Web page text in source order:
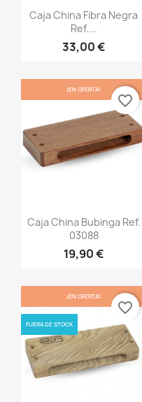
Vista rápida
Caja China Fibra Negra
Ref....
33,00 €
Vista rápida
Caja China Bubinga Ref.
03088
19,90 €
¡EN OFERTA!
favorite_border
¡EN OFERTA!
FUERA DE STOCK
favorite_border